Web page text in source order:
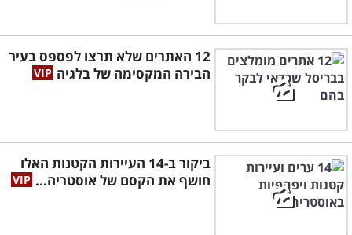
12 האתרים שלא תרצו לפספס בעיר
הבירה המקסימה של בלגיה
ביקור ב-14 העיירות הקטנות האלו
חושף את הקסם של אוסטריה...